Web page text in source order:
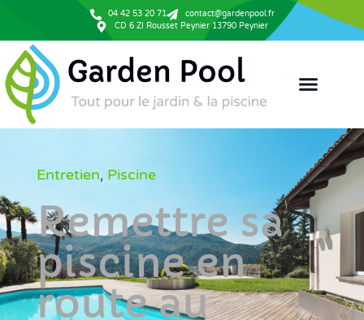
04 42 53 20 71
contact@gardenpool.fr
CD 6 ZI Rousset Peynier 13790 Peynier
Entretien, Piscine
Remettre sa
piscine en
route au